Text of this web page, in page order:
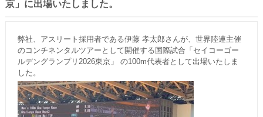
京」に出場いたしました。
弊社、アスリート採用者である伊藤 孝太郎さんが、世界陸連主催
のコンチネンタルツアーとして開催する国際試合「セイコーゴー
ルデングランプリ2026東京」 の100m代表者として出場いたしま
した。